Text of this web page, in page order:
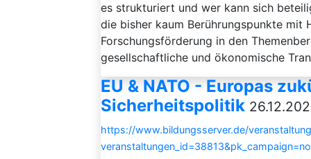
es strukturiert und wer kann sich
die bisher kaum Berührungspunkte mit
Forschungsförderung in den
gesellschaftliche und ökonomische
EU & NATO - Europas
Sicherheitspolitik
https://www.bildungsserver.de/